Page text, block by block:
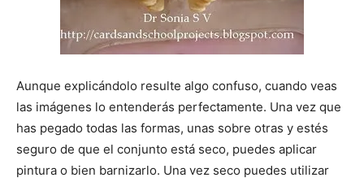
Aunque explicándolo resulte algo confuso, cuando veas
las imágenes lo entenderás perfectamente. Una vez que
has pegado todas las formas, unas sobre otras y estés
seguro de que el conjunto está seco, puedes aplicar
pintura o bien barnizarlo. Una vez seco puedes utilizar